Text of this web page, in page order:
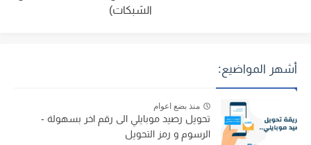
الشبكات)
أشهر المواضيع:
منذ بضع اعوام
تحويل رصيد موبايلي الى رقم اخر بسهولة -
الرسوم و رمز التحويل